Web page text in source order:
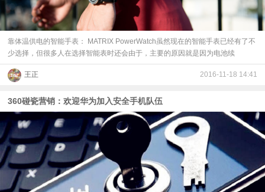
题
靠体温供电的智能手表： MATRIX PowerWatch虽然现在的智能手表已经有了不
少选择，但很多人在选择智能表时还会由于，主要的原因就是因为电池续
王正 2016-11-18 14:41
360碰瓷营销：欢迎华为加入安全手机队伍